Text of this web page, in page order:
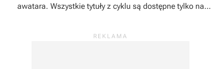
awatara. Wszystkie tytuły z cyklu są dostępne tylko na